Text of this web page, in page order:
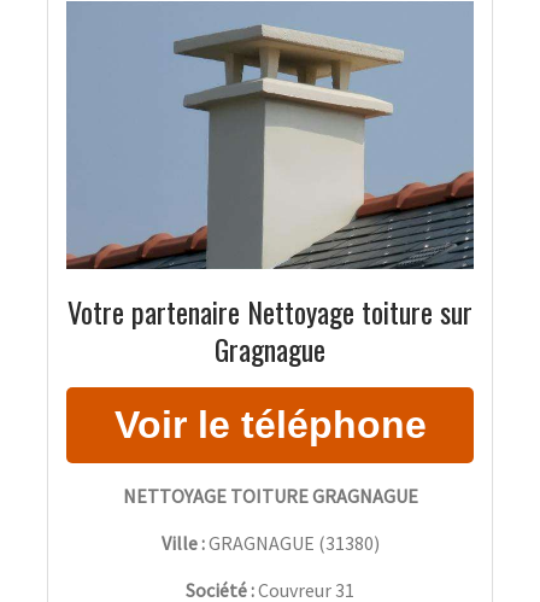
Votre partenaire Nettoyage toiture sur
Gragnague
NETTOYAGE TOITURE GRAGNAGUE
Ville :GRAGNAGUE (31380)
Société :Couvreur 31